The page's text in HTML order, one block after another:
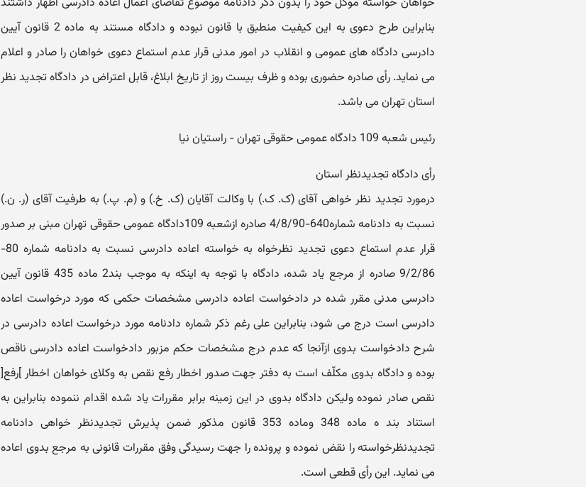
بنابراین طرح دعوی به این کیفیت منطبق با قانون نبوده و دادگاه مستند به ماده 2 قانون آیین
دادرسی دادگاه های عمومی و انقلاب در امور مدنی قرار عدم استماع دعوی خواهان را صادر و اعلام
می نماید. رأی صادره حضوری بوده و ظرف بیست روز از تاریخ ابلاغ، قابل اعتراض در دادگاه تجدید نظر
استان تهران می باشد.
رئیس شعبه 109 دادگاه عمومی حقوقی تهران - راستیان نیا
رأی دادگاه تجدیدنظر استان
درمورد تجدید نظر خواهی آقای (ک. ک.) با وکالت آقایان (ک. خ.) و (م. پ.) به طرفیت آقای (ر. ن.)
نسبت به دادنامه شماره640-4/8/90 صادره ازشعبه 109دادگاه عمومی حقوقی تهران مبنی بر صدور
قرار عدم استماع دعوی تجدید نظرخواه به خواسته اعاده دادرسی نسبت به دادنامه شماره 80-
9/2/86 صادره از مرجع یاد شده، دادگاه با توجه به اینکه به موجب بند2 ماده 435 قانون آیین
دادرسی مدنی مقرر شده در دادخواست اعاده دادرسی مشخصات حکمی که مورد درخواست اعاده
دادرسی است درج می شود، بنابراین علی رغم ذکر شماره دادنامه مورد درخواست اعاده دادرسی در
شرح دادخواست بدوی ازآنجا که عدم درج مشخصات حکم مزبور دادخواست اعاده دادرسی ناقص
بوده و دادگاه بدوی مکلّف است به دفتر جهت صدور اخطار رفع نقص به وکلای خواهان اخطار ]رفع[
نقص صادر نموده ولیکن دادگاه بدوی در این زمینه برابر مقررات یاد شده اقدام ننموده بنابراین به
استناد بند ه ماده 348 وماده 353 قانون مذکور ضمن پذیرش تجدیدنظر خواهی دادنامه
تجدیدنظرخواسته را نقض نموده و پرونده را جهت رسیدگی وفق مقررات قانونی به مرجع بدوی اعاده
می نماید. این رأی قطعی است.